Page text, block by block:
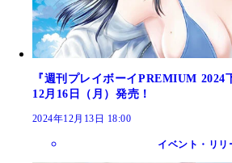
『週刊プレイボーイPREMIUM 2024
12月16日（月）発売！
2024年12月13日 18:00
イベント・リリ